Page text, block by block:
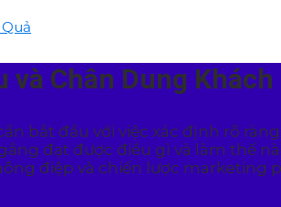
và Chân Dung Khách
bắt đầu với việc xác định rõ
đạt được điều gì và làm thế
điệp và chiến lược marketing